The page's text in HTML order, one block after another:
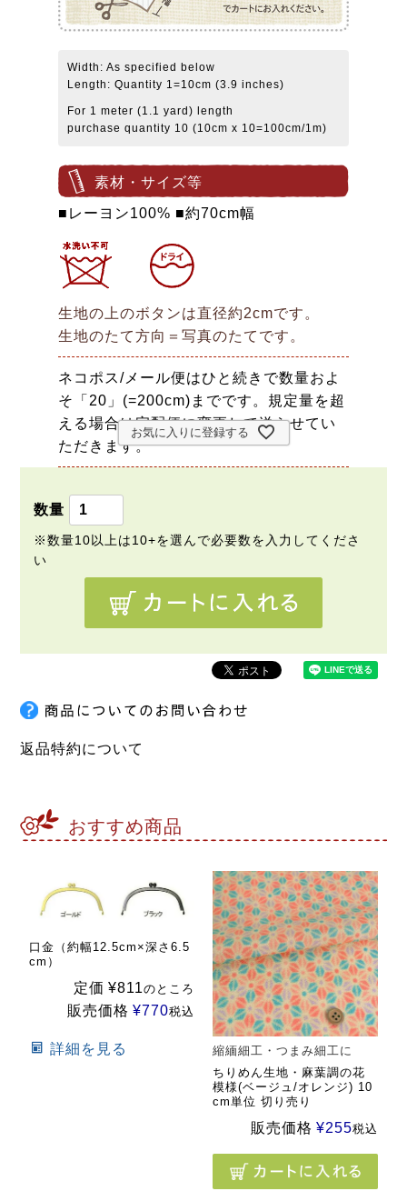
Width: As specified below
Length: Quantity 1=10cm (3.9 inches)
For 1 meter (1.1 yard) length
purchase quantity 10 (10cm x 10=100cm/1m)
素材・サイズ等
■レーヨン100% ■約70cm幅
生地の上のボタンは直径約2cmです。
生地のたて方向＝写真のたてです。
ネコポス/メール便はひと続きで数量およ
そ「20」(=200cm)までです。規定量を超
える場合は宅配便に変更して送らせてい
ただきます。
お気に入りに登録する
返品特約について
おすすめ商品
口金（約幅12.5cm×深さ6.5
cm）
定価 ¥811のところ
販売価格 ¥770税込
詳細を見る
縮緬細工・つまみ細工に
ちりめん生地・麻葉調の花
模様(ベージュ/オレンジ) 10
cm単位 切り売り
販売価格 ¥255税込